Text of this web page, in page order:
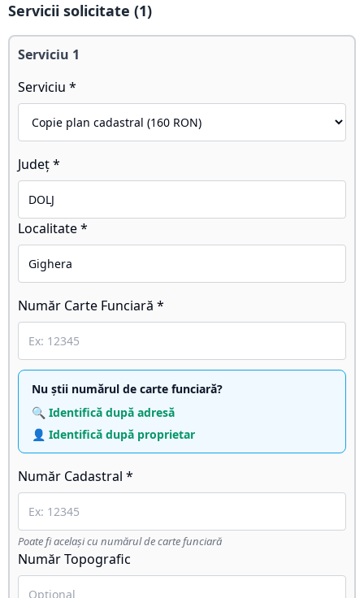
Servicii solicitate (1)
Serviciu 1
Serviciu *
Județ *
Localitate *
Număr Carte Funciară *
Nu știi numărul de carte funciară?
🔍 Identifică după adresă
👤 Identifică după proprietar
Număr Cadastral *
Poate fi același cu numărul de carte funciară
Număr Topografic